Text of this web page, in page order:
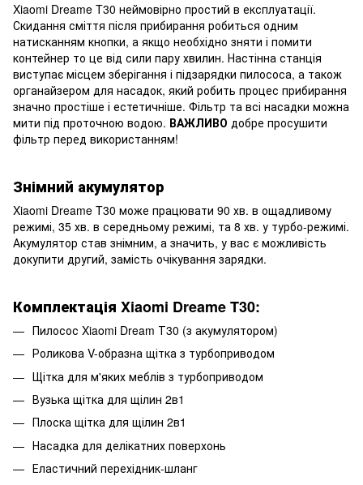
Xiaomi Dreame T30 неймовірно простий в експлуатації.
Скидання сміття після прибирання робиться одним
натисканням кнопки, а якщо необхідно зняти і помити
контейнер то це від сили пару хвилин. Настінна станція
виступає місцем зберігання і підзарядки пилососа, а також
органайзером для насадок, який робить процес прибирання
значно простіше і естетичніше. Фільтр та всі насадки можна
мити під проточною водою. ВАЖЛИВО добре просушити
фільтр перед використанням!
Знімний акумулятор
Xiaomi Dreame T30 може працювати 90 хв. в ощадливому
режимі, 35 хв. в середньому режимі, та 8 хв. у турбо-режимі.
Акумулятор став знімним, а значить, у вас є можливість
докупити другий, замість очікування зарядки.
Комплектація Xiaomi Dreame T30:
Пилосос Xiaomi Dream Т30 (з акумулятором)
Роликова V-образна щітка з турбоприводом
Щітка для м'яких меблів з турбоприводом
Вузька щітка для щілин 2в1
Плоска щітка для щілин 2в1
Насадка для делікатних поверхонь
Еластичний перехідник-шланг